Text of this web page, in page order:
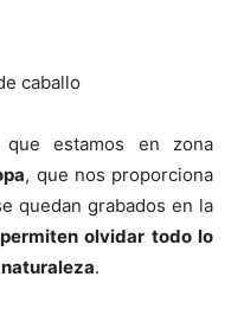
estamos en zona
, que nos proporciona
quedan grabados en la
olvidar todo lo
.